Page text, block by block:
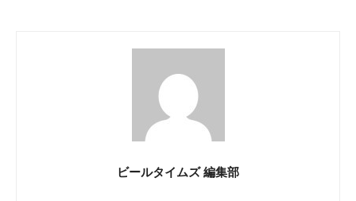
ビールタイムズ 編集部